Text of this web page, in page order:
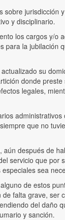
sobre jurisdicción
y disciplinario.
los cargos y/o
para la jubilación
su
donde
legales,
que no
aún después de
servicio que por
sea
de estos
falta grave, ser
del daño
y sanción.